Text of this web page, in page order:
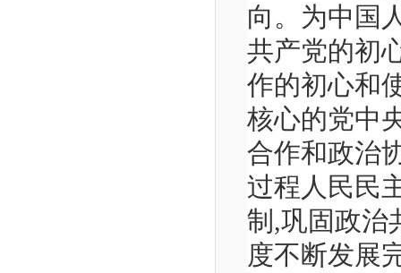
向。为中国
共产党的初
作的初心和
核心的党中
合作和政治
过程人民民
制,巩固政治
度不断发展